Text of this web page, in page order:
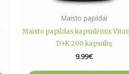
Maisto papildai
Maisto papildas kapsulėmis
D+K 200 kapsulių
9.99€